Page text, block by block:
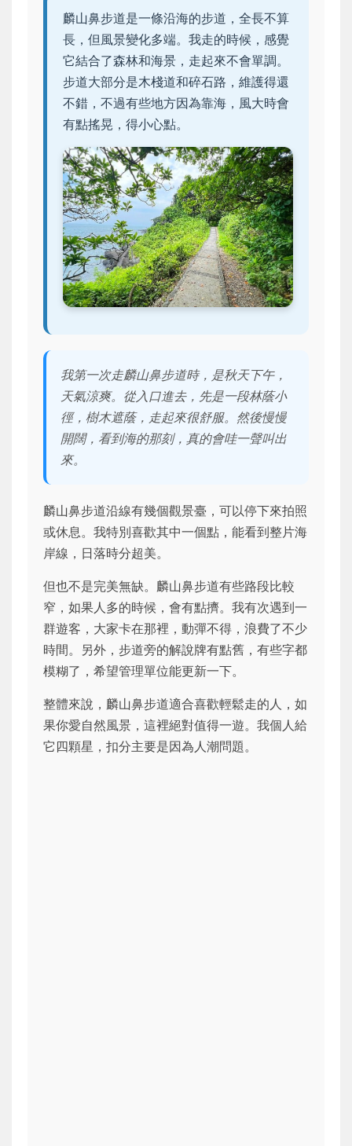
麟山鼻步道是一條沿海的步道，全長不算
長，但風景變化多端。我走的時候，感覺
它結合了森林和海景，走起來不會單調。
步道大部分是木棧道和碎石路，維護得還
不錯，不過有些地方因為靠海，風大時會
有點搖晃，得小心點。
我第一次走麟山鼻步道時，是秋天下午，
天氣涼爽。從入口進去，先是一段林蔭小
徑，樹木遮蔭，走起來很舒服。然後慢慢
開闊，看到海的那刻，真的會哇一聲叫出
來。
麟山鼻步道沿線有幾個觀景臺，可以停下來拍照
或休息。我特別喜歡其中一個點，能看到整片海
岸線，日落時分超美。
但也不是完美無缺。麟山鼻步道有些路段比較
窄，如果人多的時候，會有點擠。我有次遇到一
群遊客，大家卡在那裡，動彈不得，浪費了不少
時間。另外，步道旁的解說牌有點舊，有些字都
模糊了，希望管理單位能更新一下。
整體來說，麟山鼻步道適合喜歡輕鬆走的人，如
果你愛自然風景，這裡絕對值得一遊。我個人給
它四顆星，扣分主要是因為人潮問題。